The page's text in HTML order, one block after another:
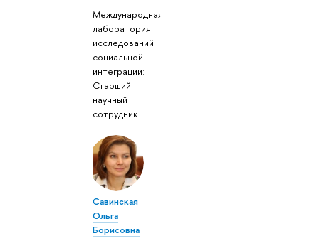
Международная
лаборатория
исследований
социальной
интеграции:
Старший
научный
сотрудник
Савинская
Ольга
Борисовна